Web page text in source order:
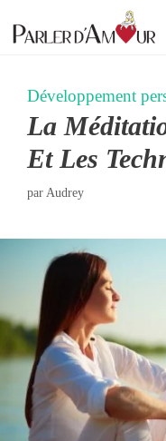
au
Développement
La
Et Les
par Audrey